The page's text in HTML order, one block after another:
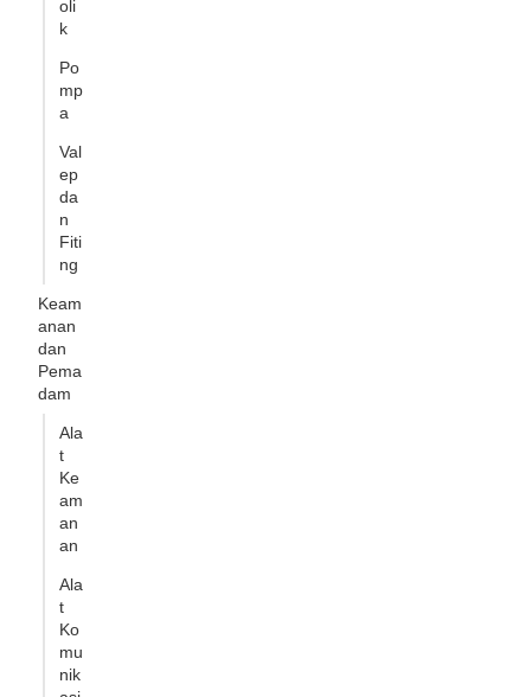
oli
k
Po
mp
a
Val
ep
da
n
Fiti
ng
Keam
anan
dan
Pema
dam
Ala
t
Ke
am
an
an
Ala
t
Ko
mu
nik